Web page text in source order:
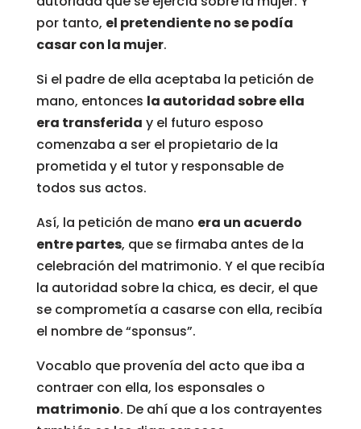
por tanto, el pretendiente no se podía
casar con la mujer.
Si el padre de ella aceptaba la petición de
mano, entonces la autoridad sobre ella
era transferida y el futuro esposo
comenzaba a ser el propietario de la
prometida y el tutor y responsable de
todos sus actos.
Así, la petición de mano era un acuerdo
entre partes, que se firmaba antes de la
celebración del matrimonio. Y el que recibía
la autoridad sobre la chica, es decir, el que
se comprometía a casarse con ella, recibía
el nombre de “sponsus”.
Vocablo que provenía del acto que iba a
contraer con ella, los esponsales o
matrimonio. De ahí que a los contrayentes